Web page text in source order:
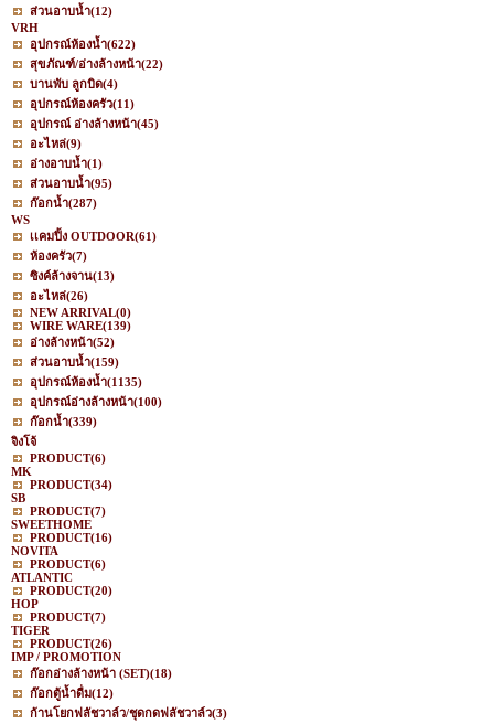
ส่วนอาบน้ำ(12)
VRH
อุปกรณ์ห้องน้ำ(622)
สุขภัณฑ์/อ่างล้างหน้า(22)
บานพับ ลูกบิด(4)
อุปกรณ์ห้องครัว(11)
อุปกรณ์ อ่างล้างหน้า(45)
อะไหล่(9)
อ่างอาบน้ำ(1)
ส่วนอาบน้ำ(95)
ก๊อกน้ำ(287)
WS
เเคมปิ้ง OUTDOOR(61)
ห้องครัว(7)
ซิงค์ล้างจาน(13)
อะไหล่(26)
NEW ARRIVAL(0)
WIRE WARE(139)
อ่างล้างหน้า(52)
ส่วนอาบน้ำ(159)
อุปกรณ์ห้องน้ำ(1135)
อุปกรณ์อ่างล้างหน้า(100)
ก๊อกน้ำ(339)
จิงโจ้
PRODUCT(6)
MK
PRODUCT(34)
SB
PRODUCT(7)
SWEETHOME
PRODUCT(16)
NOVITA
PRODUCT(6)
ATLANTIC
PRODUCT(20)
HOP
PRODUCT(7)
TIGER
PRODUCT(26)
IMP / PROMOTION
ก๊อกอ่างล้างหน้า (SET)(18)
ก๊อกตู้น้ำดื่ม(12)
ก้านโยกฟลัชวาล์ว/ชุดกดฟลัชวาล์ว(3)